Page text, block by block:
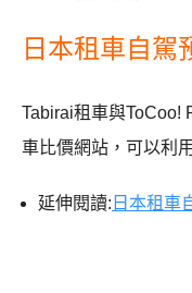
日本租車自駕
Tabirai租車與ToCoo!
車比價網站，可以利
延伸閱讀: 日本租車